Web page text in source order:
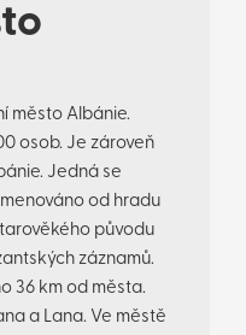
město Albánie.
osob. Je zároveň
Jedná se
od hradu
původu
záznamů.
36 km od města.
a Lana. Ve městě